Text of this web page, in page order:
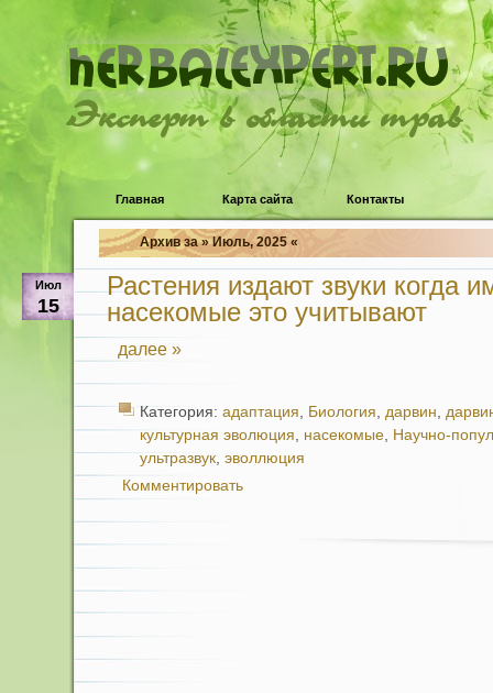
Эксперт в области трав
Главная Карта сайта Контакты
Архив за » Июль, 2025 «
Июл
15
Растения издают звуки когда
насекомые это учитывают
далее »
Категория: адаптация, Биология, дарвин,
культурная эволюция, насекомые, Научно-
ультразвук, эволлюция
Комментировать